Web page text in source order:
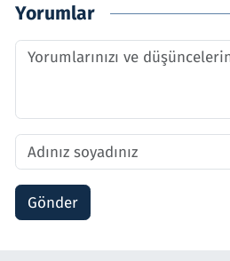
Yorumlar
Gönder